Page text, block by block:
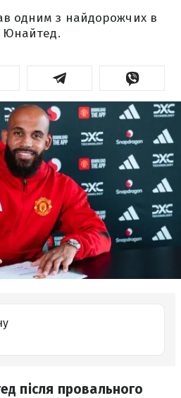
одним з найдорожчих в
Юнайтед.
після провального